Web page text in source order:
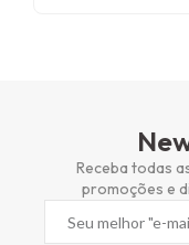
Receba todas
promoções e